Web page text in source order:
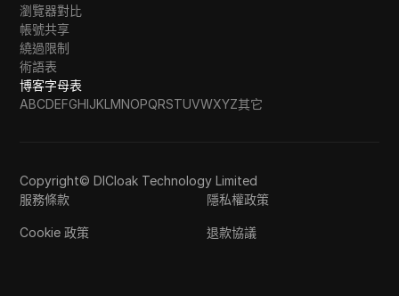
瀏覽器對比
帳號共享
繞過限制
術語表
博客字母表
ABCDEFGHIJKLMNOPQRSTUVWXYZ其它
Copyright© DICloak Technology Limited
服務條款
隱私權政策
Cookie 政策 退款協議